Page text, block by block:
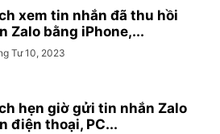
xem tin nhắn đã thu hồi
Zalo bằng iPhone,...
Tư 10, 2023
hẹn giờ gửi tin nhắn Zalo
điện thoại, PC...